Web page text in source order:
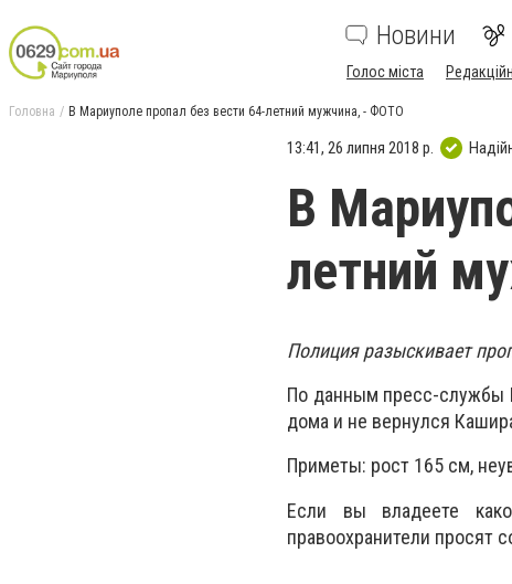
Новини
Голос міста
Головна В Мариуполе пропал без вести 64-летний мужчина, - ФОТО
13:41, 26 липня 2018 р.
В
летний
Полиция разыскивает
По данным пресс-службы
дома и не вернулся
Приметы: рост 165 см,
Если вы владеете
правоохранители просят